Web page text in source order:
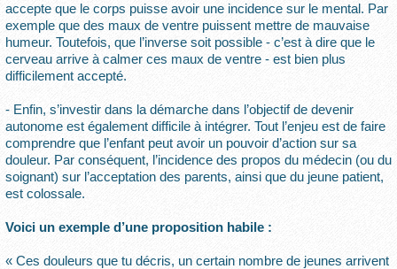
accepte que le corps puisse avoir une incidence sur le mental. Par
exemple que des maux de ventre puissent mettre de mauvaise
humeur. Toutefois, que l’inverse soit possible - c’est à dire que le
cerveau arrive à calmer ces maux de ventre - est bien plus
difficilement accepté.
- Enfin, s’investir dans la démarche dans l’objectif de devenir
autonome est également difficile à intégrer. Tout l’enjeu est de faire
comprendre que l’enfant peut avoir un pouvoir d’action sur sa
douleur. Par conséquent, l’incidence des propos du médecin (ou du
soignant) sur l’acceptation des parents, ainsi que du jeune patient,
est colossale.
Voici un exemple d’une proposition habile :
« Ces douleurs que tu décris, un certain nombre de jeunes arrivent